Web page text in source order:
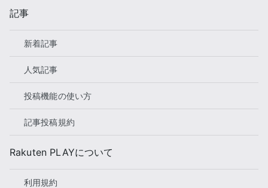
記事
新着記事
人気記事
投稿機能の使い方
記事投稿規約
Rakuten PLAYについて
利用規約